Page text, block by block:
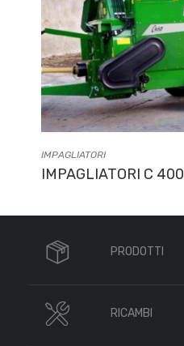
IMPAGLIATORI
IMPAGLIATORI C 400
PRODOTTI
RICAMBI